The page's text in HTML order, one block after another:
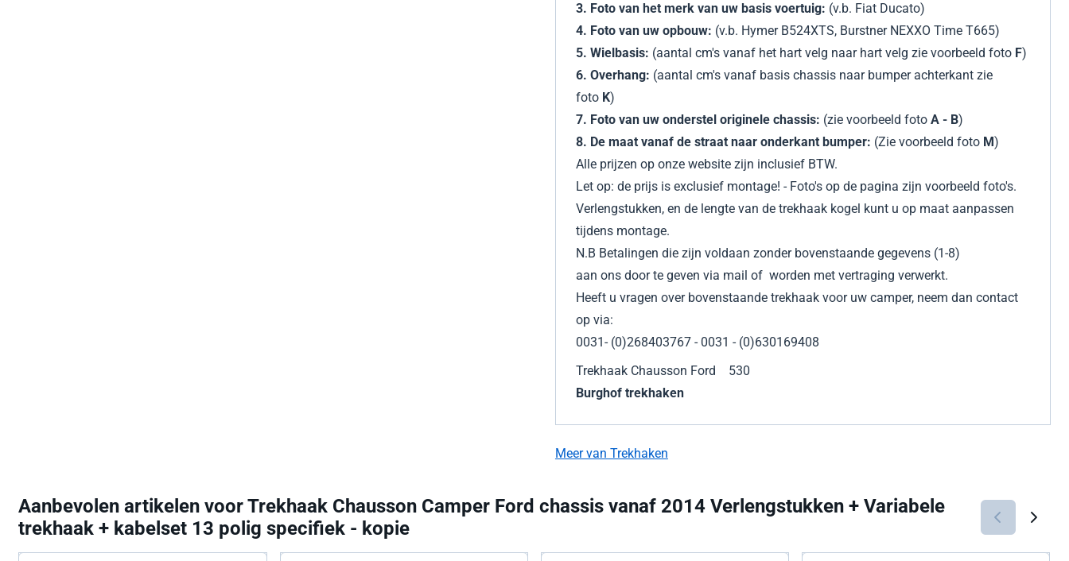
3. Foto van het merk van uw basis voertuig: (v.b. Fiat Ducato)
4. Foto van uw opbouw: (v.b. Hymer B524XTS, Burstner NEXXO Time T665)
5. Wielbasis: (aantal cm's vanaf het hart velg naar hart velg zie voorbeeld foto F)
6. Overhang: (aantal cm's vanaf basis chassis naar bumper achterkant zie
foto K)
7. Foto van uw onderstel originele chassis: (zie voorbeeld foto A - B)
8. De maat vanaf de straat naar onderkant bumper: (Zie voorbeeld foto M)
Alle prijzen op onze website zijn inclusief BTW.
Let op: de prijs is exclusief montage! - Foto's op de pagina zijn voorbeeld foto's.
Verlengstukken, en de lengte van de trekhaak kogel kunt u op maat aanpassen
tijdens montage.
N.B Betalingen die zijn voldaan zonder bovenstaande gegevens (1-8)
aan ons door te geven via mail of worden met vertraging verwerkt.
Heeft u vragen over bovenstaande trekhaak voor uw camper, neem dan contact
op via:
0031- (0)268403767 - 0031 - (0)630169408
Trekhaak Chausson Ford 530
Burghof trekhaken
Meer van Trekhaken
Aanbevolen artikelen voorTrekhaak Chausson Camper Ford chassis vanaf 2014 Verlengstukken + Variabele
trekhaak + kabelset 13 polig specifiek - kopie